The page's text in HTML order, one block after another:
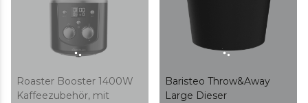
Roaster Booster 1400W
Kaffeezubehör, mit
Baristeo Throw&Away
Large Dieser